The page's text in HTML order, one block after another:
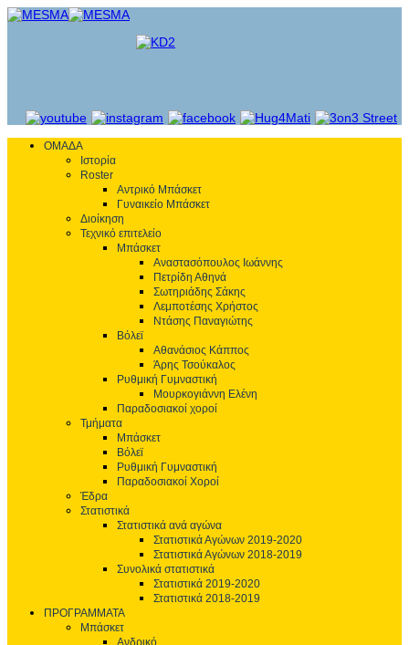
ΟΜΑΔΑ
Ιστορία
Roster
Αντρικό Μπάσκετ
Γυναικείο Μπάσκετ
Διοίκηση
Τεχνικό επιτελείο
Μπάσκετ
Αναστασόπουλος Ιωάννης
Πετρίδη Αθηνά
Σωτηριάδης Σάκης
Λεμποτέσης Χρήστος
Ντάσης Παναγιώτης
Βόλεϊ
Αθανάσιος Κάππος
Άρης Τσούκαλος
Ρυθμική Γυμναστική
Μουρκογιάννη Ελένη
Παραδοσιακοί χοροί
Τμήματα
Μπάσκετ
Βόλεϊ
Ρυθμική Γυμναστική
Παραδοσιακοί Χοροί
Έδρα
Στατιστικά
Στατιστικά ανά αγώνα
Στατιστικά Αγώνων 2019-2020
Στατιστικά Αγώνων 2018-2019
Συνολικά στατιστικά
Στατιστικά 2019-2020
Στατιστικά 2018-2019
ΠΡΟΓΡΑΜΜΑΤΑ
Μπάσκετ
Ανδρικό